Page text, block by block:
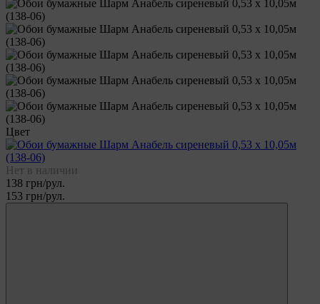
Цвет
Нет в наличии
138 грн/рул.
153 грн/рул.